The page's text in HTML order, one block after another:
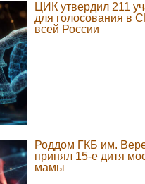
ЦИК утвердил 211
для голосования в
всей России
Роддом ГКБ им.
принял 15-е дитя
мамы